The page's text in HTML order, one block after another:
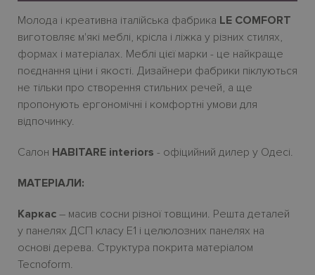
Молода і креативна італійська фабрика LE COMFORT
виготовляє м'які меблі, крісла і ліжка у різних стилях,
формах і матеріалах. Меблі цієї марки - це найкраще
поєднання ціни і якості. Дизайнери фабрики піклуються
не тільки про створення стильних речей, а ще
пропонують ергономічнi і комфортнi умови для
відпочинку.
Салон HABITARE interiors - офіцийний дилер у Одесі.
МАТЕРІАЛИ:
Каркас – масив сосни різної товщини. Решта деталей
у панелях ДСП класу Е1 і целюлозних панелях на
основі дерева. Структура покрита матеріалом
Tecnoform.